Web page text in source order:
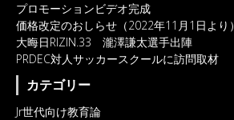
プロモーションビデオ完成
価格改定のおしらせ（2022年11月1日より）
大晦日RIZIN.33 瀧澤謙太選手出陣
PRDEC対人サッカースクールに訪問取材
カテゴリー
Jr世代向け教育論